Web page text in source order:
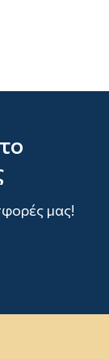
μας!